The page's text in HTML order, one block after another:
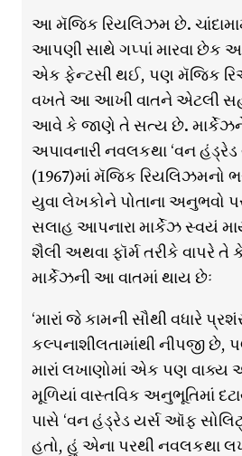
આ મૅજિક રિયલિઝમ છે.
આપણી સાથે ગપ્પાં મારવા છેક
એક ફેન્ટસી થઈ, પણ મૅજિક
વખતે આ આખી વાતને એટલી
આવે કે જાણે તે સત્ય છે. માર્કેઝને
અપાવનારી નવલકથા ‘વન
(1967)માં મૅજિક રિયલિઝમનો
યુવા લેખકોને પોતાના અનુભવો પર
સલાહ આપનારા માર્કેઝ સ્વયં
શૈલી અથવા ફૉર્મ તરીકે વાપરે તે
માર્કેઝની આ વાતમાં થાય છેઃ
‘મારાં જે કામની સૌથી વધારે
કલ્પનાશીલતામાંથી નીપજી
મારાં લખાણોમાં એક પણ વાક્ય
મૂળિયાં વાસ્તવિક અનુભૂતિમાં
પાસે ‘વન હંડ્રેડ યર્સ ઑફ
હતો, હું એના પરથી નવલકથા